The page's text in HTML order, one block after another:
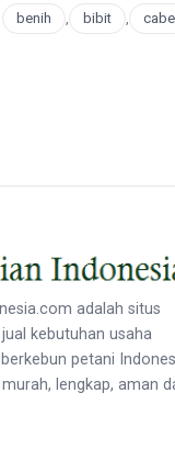
benih , bibit , cabe
adalah situs
kebutuhan usaha
petani
lengkap, aman